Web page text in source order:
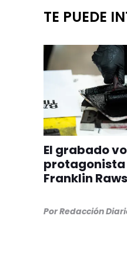
TE PUEDE
El grabado
protagonista
Franklin
PorRedacción